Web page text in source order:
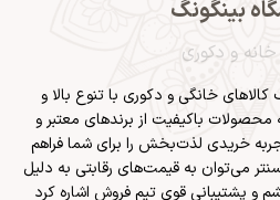
بینگونگ
خانه و دکوری
کالاهای خانگی و دکوری با تنوع بالا و
باکیفیت از برندهای معتبر و
خریدی لذت‌بخش را برای شما فراهم
می‌توان به قیمت‌های رقابتی به دلیل
و پشتیبانی قوی تیم فروش اشاره کرد